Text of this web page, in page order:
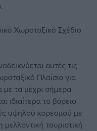
Χωροταξικό Σχέδιο
αυτές τις
Πλαίσιο για
τα μέχρι σήμερα
ιδιαίτερα το βόρειο
υψηλού κορεσμού με
τουριστική